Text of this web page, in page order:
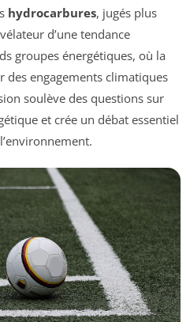
hydrocarbures, jugés plus
d’une tendance
groupes énergétiques, où la
engagements climatiques
soulève des questions sur
et crée un débat essentiel